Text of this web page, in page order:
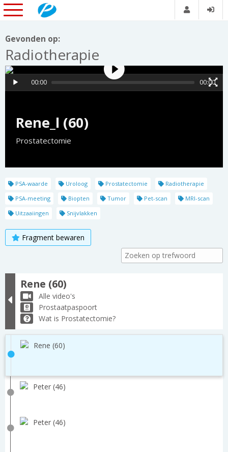
Gevonden op:
Radiotherapie
Rene_l (60)
Prostatectomie
00:00 00:00
PSA-waarde Uroloog Prostatectomie
Radiotherapie
PSA-meeting
Biopten Tumor Pet-scan
MRI-scan
Uitzaaiingen
Snijvlakken
Fragment bewaren
Rene (60)
Alle video's
Prostaatpaspoort
Wat is Prostatectomie?
Rene (60)
Peter (46)
Peter (46)